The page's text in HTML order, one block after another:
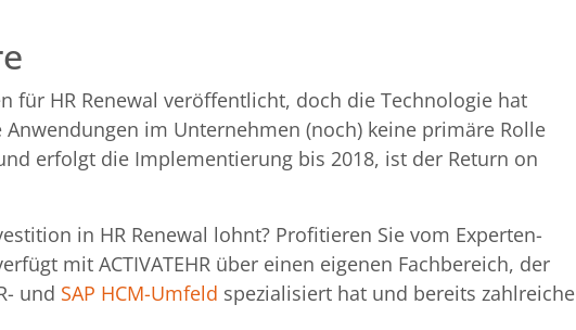
für HR Renewal veröffentlicht, doch die Technologie hat
im Unternehmen (noch) keine primäre Rolle
erfolgt die Implementierung bis 2018, ist der Return on
in HR Renewal lohnt? Profitieren Sie vom Experten-
mit ACTIVATEHR über einen eigenen Fachbereich, der
und SAP HCM-Umfeld spezialisiert hat und bereits zahlreiche